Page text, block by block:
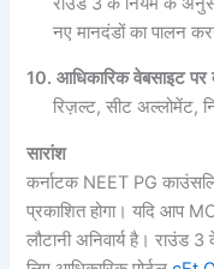
नए मानदंडों का पालन
10. आधिकारिक वेबसाइट पर
रिज़ल्ट, सीट अल्लोमेंट,
सारांश
कर्नाटक NEET PG
प्रकाशित होगा। यदि आप
लौटानी अनिवार्य है।